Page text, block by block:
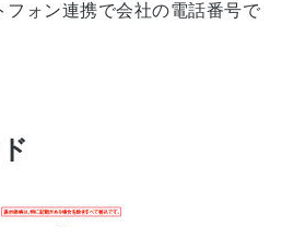
フォン連携で会社の電話番号で